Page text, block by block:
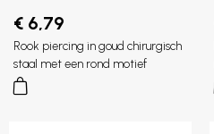
€ 6,79
Rook piercing in goud chirurgisch
staal met een rond motief